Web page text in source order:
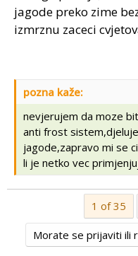
jagode preko zime
izmrznu zaceci
pozna kaže:
nevjerujem da moze
anti frost
jagode,zapravo mi se
li je netko vec
1 of 35
Morate se prijaviti ili